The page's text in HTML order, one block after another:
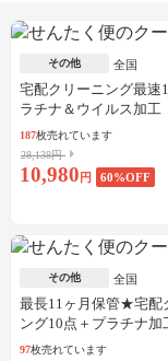
その他 全国
宅配クリーニング最速
ラチナ＆ウイルス加工
187枚売れています
28,138円
10,980 円 60%OFF
その他 全国
最長11ヶ月保管★宅配
ング10点＋プラチナ加
イルス加工
97枚売れています